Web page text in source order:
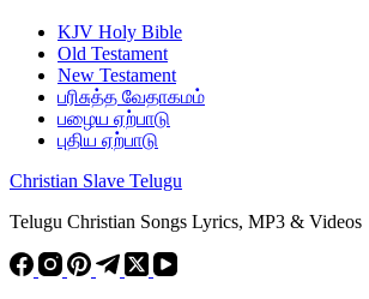
KJV Holy Bible
Old Testament
New Testament
பரிசுத்த வேதாகமம்
பழைய ஏற்பாடு
புதிய ஏற்பாடு
Christian Slave Telugu
Telugu Christian Songs Lyrics, MP3 & Videos